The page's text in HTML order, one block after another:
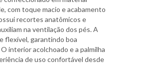
com toque macio e acabamento
recortes anatômicos e
na ventilação dos pés. A
flexível, garantindo boa
interior acolchoado e a palmilha
de uso confortável desde